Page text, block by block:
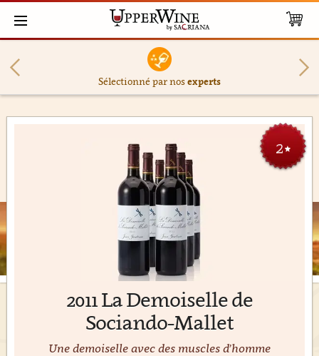
Sélectionné par nosexperts
2011 La Demoiselle de
Sociando-Mallet
2★
Une demoiselle avec des muscles d’homme